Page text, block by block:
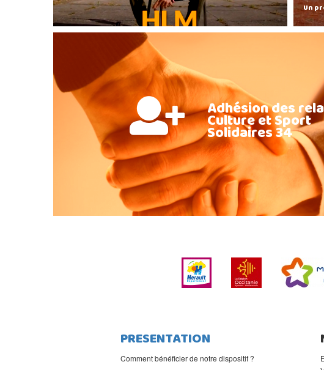
Un
Adhésion des
Culture et Sport
Solidaires 34
PRESENTATION
Comment bénéficier de notre dispositif ?